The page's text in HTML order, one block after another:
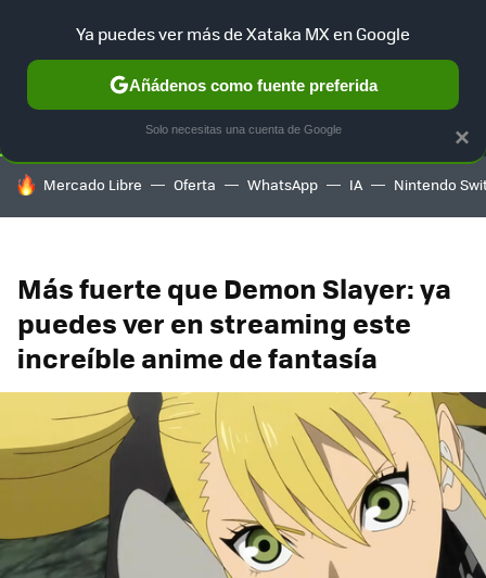
SELECCIÓN GAMING HOME AUTO TERRITORIO
HOY SE HABLA DE
Mercado Libre Oferta WhatsApp IA Nintendo
Más fuerte que Demon Slayer: ya
puedes ver en streaming este
increíble anime de fantasía
×
Ya puedes ver más de Xataka MX en Google
Añádenos como fuente preferida
Solo necesitas una cuenta de Google